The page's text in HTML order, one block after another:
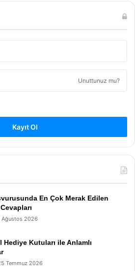
Unuttunuz mu?
Kayıt Ol
En Çok Merak Edilen
Ağustos 2026
Hediye Kutuları ile Anlamlı
Temmuz 2026